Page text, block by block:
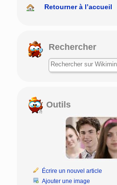
Retourner à l’accueil
Rechercher
Outils
Écrire un nouvel article
Ajouter une image